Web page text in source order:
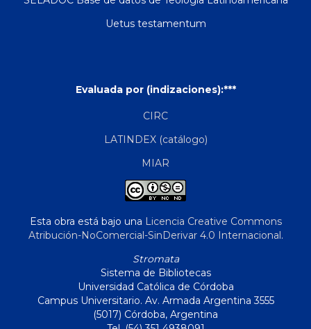
Uetus testamentum
Evaluada por (indizaciones):***
CIRC
LATINDEX (catálogo)
MIAR
Esta obra está bajo una Licencia Creative Commons
Atribución-NoComercial-SinDerivar 4.0 Internacional.
Stromata
Sistema de Bibliotecas
Universidad Católica de Córdoba
Campus Universitario. Av. Armada Argentina 3555
(5017) Córdoba, Argentina